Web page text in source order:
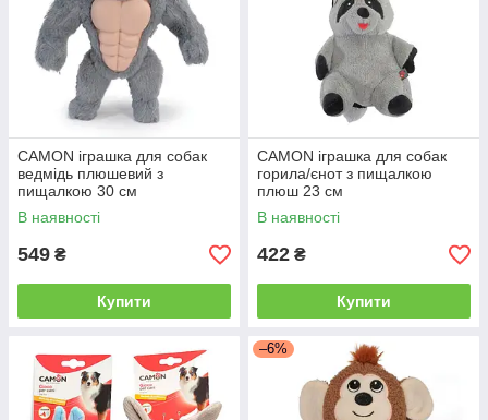
CAMON іграшка для собак
ведмідь плюшевий з
пищалкою 30 см
В наявності
549 ₴
Купити
CAMON іграшка для собак
горила/єнот з пищалкою
плюш 23 см
В наявності
422 ₴
Купити
–6%